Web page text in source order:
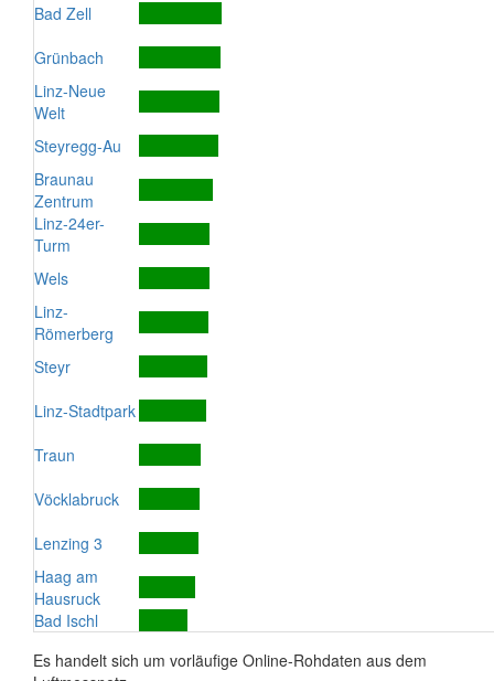
Bad Zell
Grünbach
Linz-Neue
Welt
Steyregg-Au
Braunau
Zentrum
Linz-24er-
Turm
Wels
Linz-
Römerberg
Steyr
Linz-Stadtpark
Traun
Vöcklabruck
Lenzing 3
Haag am
Hausruck
Bad Ischl
Es handelt sich um vorläufige Online-Rohdaten aus dem